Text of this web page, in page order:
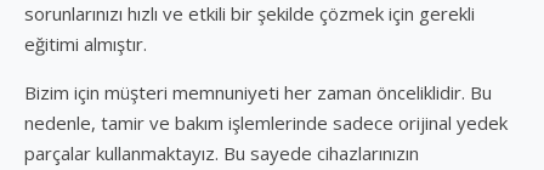
sorunlarınızı hızlı ve etkili bir şekilde çözmek için gerekli
eğitimi almıştır.
Bizim için müşteri memnuniyeti her zaman önceliklidir. Bu
nedenle, tamir ve bakım işlemlerinde sadece orijinal yedek
parçalar kullanmaktayız. Bu sayede cihazlarınızın